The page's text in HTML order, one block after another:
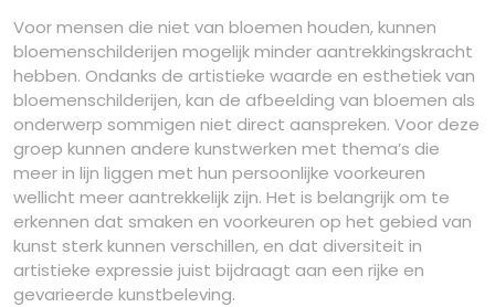
Voor mensen die niet van bloemen houden, kunnen
bloemenschilderijen mogelijk minder aantrekkingskracht
hebben. Ondanks de artistieke waarde en esthetiek van
bloemenschilderijen, kan de afbeelding van bloemen als
onderwerp sommigen niet direct aanspreken. Voor deze
groep kunnen andere kunstwerken met thema’s die
meer in lijn liggen met hun persoonlijke voorkeuren
wellicht meer aantrekkelijk zijn. Het is belangrijk om te
erkennen dat smaken en voorkeuren op het gebied van
kunst sterk kunnen verschillen, en dat diversiteit in
artistieke expressie juist bijdraagt aan een rijke en
gevarieerde kunstbeleving.